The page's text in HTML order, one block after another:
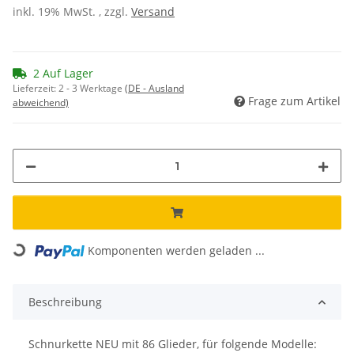
inkl. 19% MwSt. , zzgl. Versand
2 Auf Lager
Lieferzeit:2 - 3 Werktage (DE - Ausland
abweichend)
Frage zum Artikel
Loading... Komponenten werden geladen ...
Beschreibung
Schnurkette NEU mit 86 Glieder, für folgende Modelle: